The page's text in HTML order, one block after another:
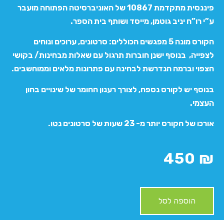
פיננסית מתקדמת 10867 של האוניברסיטה הפתוחה מועבר
ע”י רו”ח יניב גוטמן, מייסד ושותף בית הספר.
הקורס מונה 5 מפגשים הכוללים: סרטונים, ערוכים ונוחים
לצפייה, בנוסף ישנן חוברות תרגול עם שאלות מבחינות/ בקושי
הצפוי וברמה הנדרשת לבחינה עם פתרונות מלאים וממוחשבים.
בנוסף יש לקורס נספח, לצורך רענון החומר של שינויים בהון
העצמי.
אורכו של הקורס יותר מ- 23 שעות של סרטונים נטו.
450 ₪
הוספה לסל